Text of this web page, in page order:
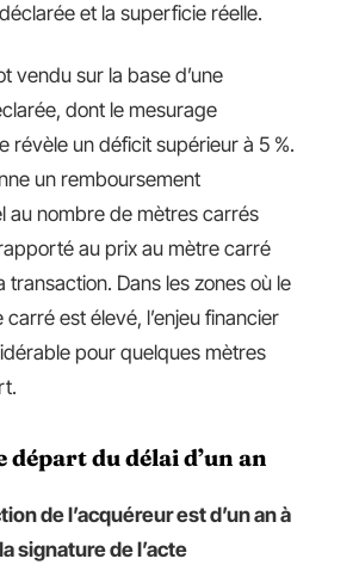
et la superficie réelle.
vendu sur la base d’une
dont le mesurage
révèle un déficit supérieur à 5 %.
un remboursement
au nombre de mètres carrés
au prix au mètre carré
transaction. Dans les zones où le
est élevé, l’enjeu financier
pour quelques mètres
départ du délai d’un an
de l’acquéreur est d’un an à
signature de l’acte